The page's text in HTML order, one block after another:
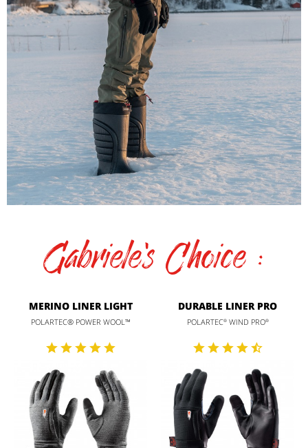
Gabriele's Choice :
MERINO LINER LIGHT
POLARTEC® POWER WOOL™
DURABLE LINER PRO
POLARTEC®WIND PRO®